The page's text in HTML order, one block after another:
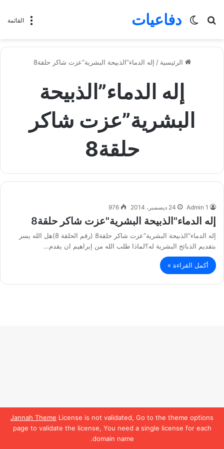
Jannah Theme License is not validated, Go to the theme options
page to validate the license, You need a single license for each
domain name.
القائمة دفاعيات
بحث
الوضع
الرئيسية / إله الدماء”الذبيحة البشرية”عزت شاكر حلقة8
إله الدماء”الذبيحة
البشرية”عزت شاكر
حلقة8
Admin 1 24 ديسمبر، 2014 976
إله الدماء"الذبيحة البشرية"عزت شاكر حلقة8
إله الدماء”الذبيحة البشرية”عزت شاكر حلقة8 (رقم الحلقة 8)هل الله يسر
بتقديم الذبائح البشرية له؟لماذا طلب الله من إبراهيم ان يقدم…
أكمل القراءة »